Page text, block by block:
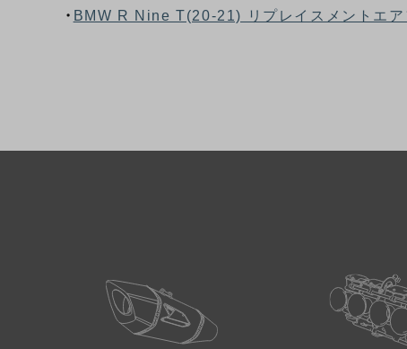
・ BMW R Nine T(20-21) リプレイスメントエ